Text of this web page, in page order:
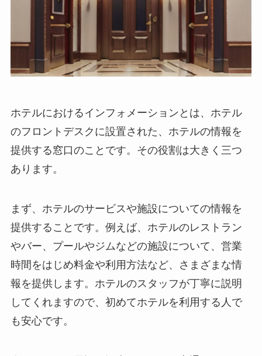
ホテルにおけるインフォメーションとは、ホテル
のフロントデスクに設置された、ホテルの情報を
提供する窓口のこと です。その役割は大きく三つ
あります。
まず、ホテルのサービスや施設についての情報を
提供することです。例えば、ホテルのレストラン
やバー、プールやジムなどの施設について、営業
時間をはじめ料金や利用方法など、さまざまな情
報を提供します。ホテルのスタッフが丁寧に説明
してくれますので、初めてホテルを利用する人で
も安心です。